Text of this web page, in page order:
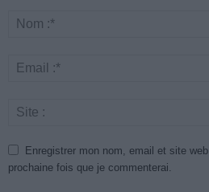
Enregistrer mon nom, email et site
prochaine fois que je commenterai.